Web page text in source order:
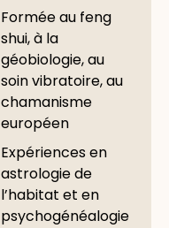
Formée au feng
shui, à la
géobiologie, au
soin vibratoire, au
chamanisme
européen
Expériences en
astrologie de
l’habitat et en
psychogénéalogie